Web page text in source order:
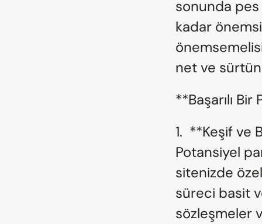
sonunda
kadar
net ve
**Başarılı
1.  **Keşif ve
Potansiyel
sitenizde
süreci basit
sözleşmeler